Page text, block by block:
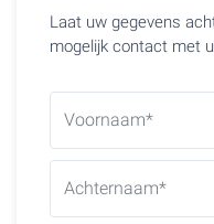
Laat uw gegevens
mogelijk contact met